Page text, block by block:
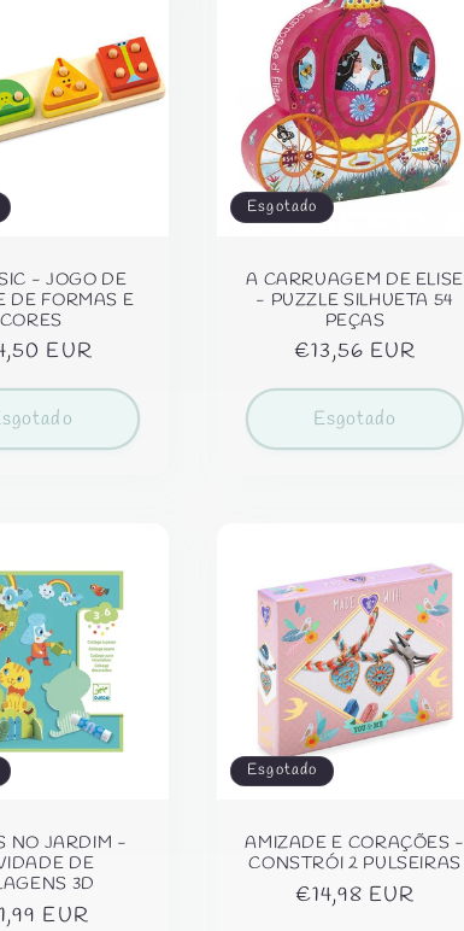
- JOGO DE
DE FORMAS E
CORES
EUR
Esgotado
A CARRUAGEM DE ELISE
- PUZZLE SILHUETA 54
PEÇAS
Preço
€13,56 EUR
Esgotado
NO JARDIM -
DE
3D
EUR
Esgotado
AMIZADE E CORAÇÕES -
CONSTRÓI 2 PULSEIRAS
Preço
€14,98 EUR